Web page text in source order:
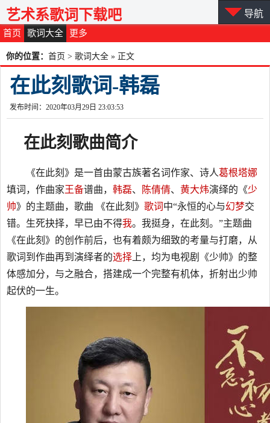
首页 歌词大全 更多
艺术系歌词下载吧 导航
你的位置： 首页 > 歌词大全 » 正文
在此刻歌词-韩磊
发布时间：2020年03月29日 23:03:53
在此刻歌曲简介
《在此刻》是一首由蒙古族著名词作家、诗人葛根塔娜
填词，作曲家王备谱曲， 韩磊、 陈倩倩、 黄大炜演绎的《少
帅》的主题曲，歌曲 《在此刻》 歌词 中“永恒的心与幻梦交
错。生死抉择，早已由不得我。我挺身，在此刻。”主题曲
《在此刻》的创作前后，也有着颇为细致的考量与打磨，从
歌词到作曲再到演绎者的选择 上，均为电视剧《少帅》的整
体感加分，与之融合，搭建成一个完整有机体，折射出少帅
起伏的一生。